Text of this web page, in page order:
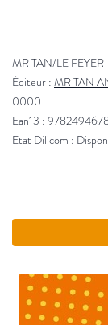
MR TAN/LE FEYER
Éditeur : MR TAN
0000
Ean13 :
Etat Dilicom :